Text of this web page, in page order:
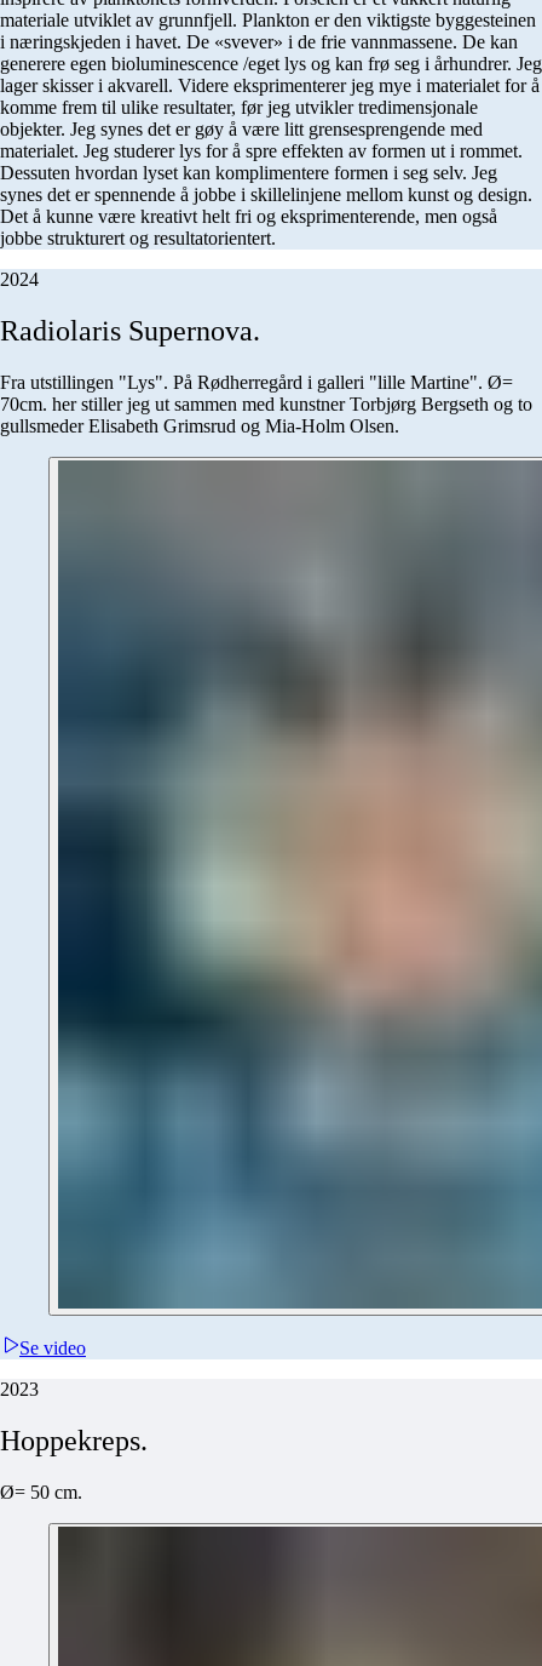
materiale utviklet av grunnfjell. Plankton er den viktigste byggesteinen
i næringskjeden i havet. De «svever» i de frie vannmassene. De kan
generere egen bioluminescence /eget lys og kan frø seg i århundrer. Jeg
lager skisser i akvarell. Videre eksprimenterer jeg mye i materialet for å
komme frem til ulike resultater, før jeg utvikler tredimensjonale
objekter. Jeg synes det er gøy å være litt grensesprengende med
materialet. Jeg studerer lys for å spre effekten av formen ut i rommet.
Dessuten hvordan lyset kan komplimentere formen i seg selv. Jeg
synes det er spennende å jobbe i skillelinjene mellom kunst og design.
Det å kunne være kreativt helt fri og eksprimenterende, men også
jobbe strukturert og resultatorientert.
2024
Radiolaris Supernova.
Fra utstillingen "Lys". På Rødherregård i galleri "lille Martine". Ø=
70cm. her stiller jeg ut sammen med kunstner Torbjørg Bergseth og to
gullsmeder Elisabeth Grimsrud og Mia-Holm Olsen.
Se video
2023
Hoppekreps.
Ø= 50 cm.